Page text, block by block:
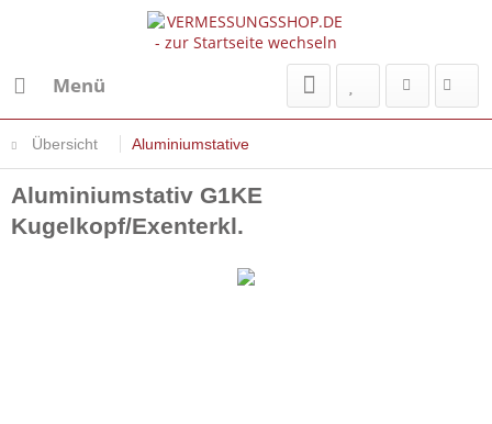
Menü
Übersicht Aluminiumstative
Aluminiumstativ G1KE
Kugelkopf/Exenterkl.